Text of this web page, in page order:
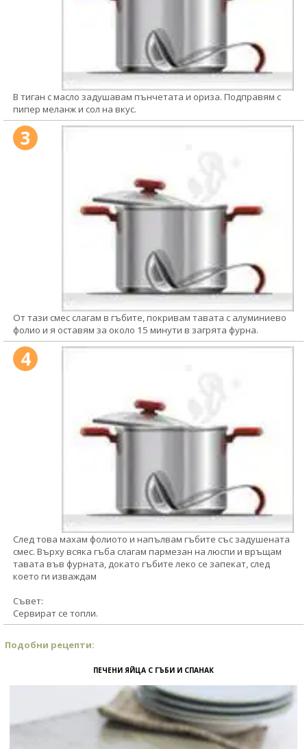
В тиган с масло задушавам пънчетата и ориза. Подправям с
пипер меланж и сол на вкус.
3
От тази смес слагам в гъбите, покривам тавата с алуминиево
фолио и я оставям за около 15 минути в загрята фурна.
4
След това махам фолиото и напълвам гъбите със задушената
смес. Върху всяка гъба слагам пармезан на люспи и връщам
тавата във фурната, докато гъбите леко се запекат, след
което ги изваждам
Съвет:
Сервират се топли.
Подобни рецепти:
ПЕЧЕНИ ЯЙЦА С ГЪБИ И СПАНАК